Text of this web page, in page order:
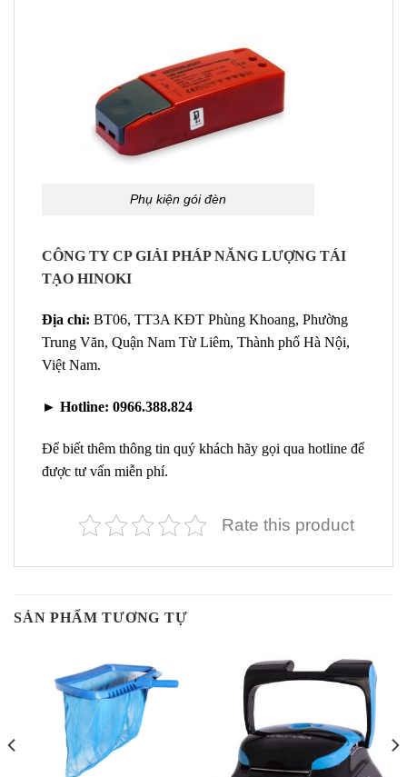
Phụ kiện gói đèn
CÔNG TY CP GIẢI PHÁP NĂNG LƯỢNG TÁI
TẠO HINOKI
Địa chỉ: BT06, TT3A KĐT Phùng Khoang, Phường
Trung Văn, Quận Nam Từ Liêm, Thành phố Hà Nội,
Việt Nam.
► Hotline: 0966.388.824
Để biết thêm thông tin quý khách hãy gọi qua hotline để
được tư vấn miễn phí.
Rate this product
SẢN PHẨM TƯƠNG TỰ